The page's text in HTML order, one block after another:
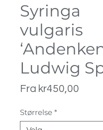
Syringa
vulgaris
Ludwig
Fra kr450,00
Størrelse *